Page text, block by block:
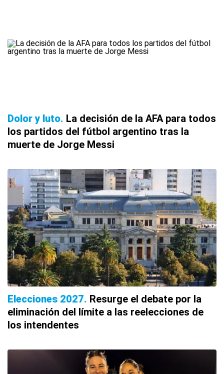
Dolor y luto La decisión de la AFA para todos
los partidos del fútbol argentino tras la
muerte de Jorge Messi
Elecciones 2027 Resurge el debate por la
eliminación del límite a las reelecciones de
los intendentes